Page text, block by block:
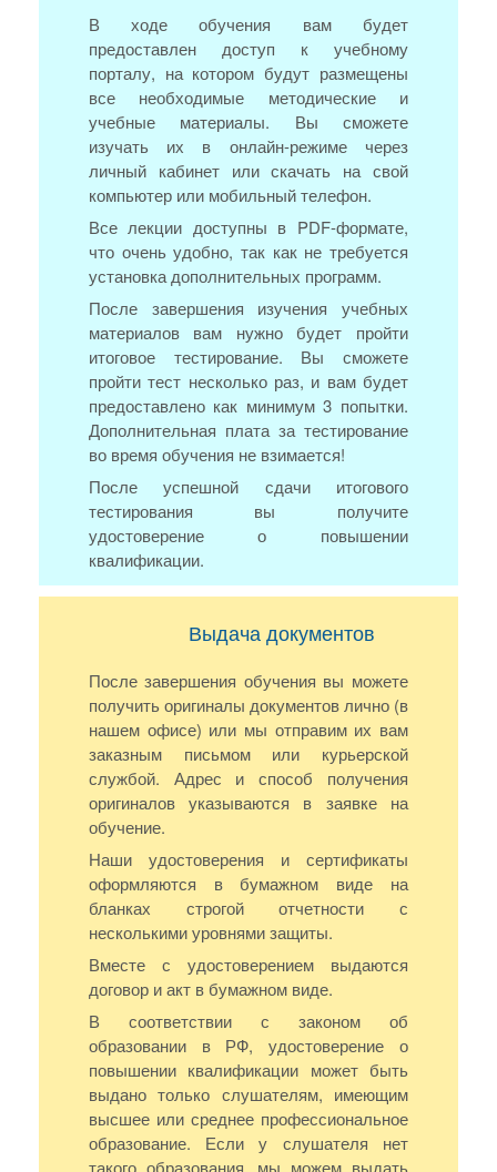
В ходе обучения вам будет
предоставлен доступ к учебному
порталу, на котором будут размещены
все необходимые методические и
учебные материалы. Вы сможете
изучать их в онлайн-режиме через
личный кабинет или скачать на свой
компьютер или мобильный телефон.
Все лекции доступны в PDF-формате,
что очень удобно, так как не требуется
установка дополнительных программ.
После завершения изучения учебных
материалов вам нужно будет пройти
итоговое тестирование. Вы сможете
пройти тест несколько раз, и вам будет
предоставлено как минимум 3 попытки.
Дополнительная плата за тестирование
во время обучения не взимается!
После успешной сдачи итогового
тестирования вы получите
удостоверение о повышении
квалификации.
Выдача документов
После завершения обучения вы можете
получить оригиналы документов лично (в
нашем офисе) или мы отправим их вам
заказным письмом или курьерской
службой. Адрес и способ получения
оригиналов указываются в заявке на
обучение.
Наши удостоверения и сертификаты
оформляются в бумажном виде на
бланках строгой отчетности с
несколькими уровнями защиты.
Вместе с удостоверением выдаются
договор и акт в бумажном виде.
В соответствии с законом об
образовании в РФ, удостоверение о
повышении квалификации может быть
выдано только слушателям, имеющим
высшее или среднее профессиональное
образование. Если у слушателя нет
такого образования, мы можем выдать